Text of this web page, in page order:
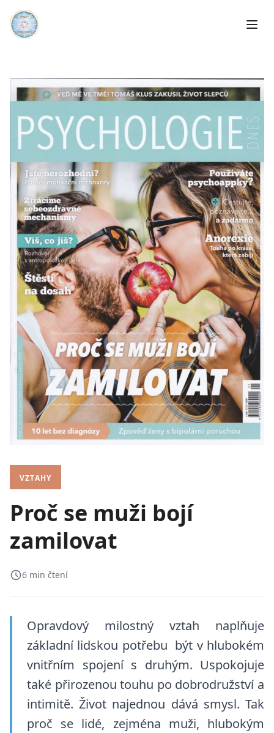
VZTAHY
Proč se muži bojí
zamilovat
6 min čtení
Opravdový milostný vztah naplňuje
základní lidskou potřebu být v hlubokém
vnitřním spojení s druhým. Uspokojuje
také přirozenou touhu po dobrodružství a
intimitě. Život najednou dává smysl. Tak
proč se lidé, zejména muži, hlubokým